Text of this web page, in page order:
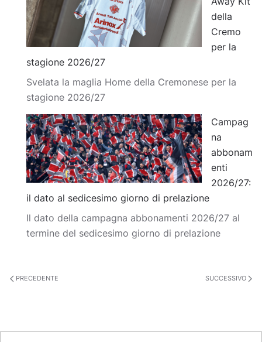
della
Cremo
per la
stagione 2026/27
Svelata la maglia Home della Cremonese per la
stagione 2026/27
Campag
na
abbonam
enti
2026/27:
il dato al sedicesimo giorno di prelazione
Il dato della campagna abbonamenti 2026/27 al
termine del sedicesimo giorno di prelazione
PRECEDENTE SUCCESSIVO